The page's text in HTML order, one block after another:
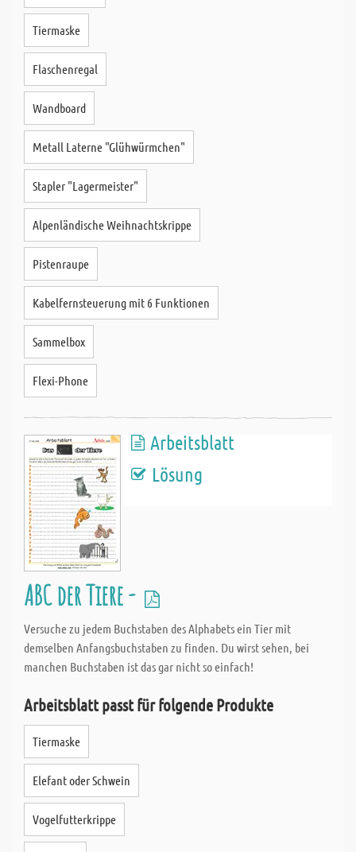
Tiermaske
Flaschenregal
Wandboard
Metall Laterne "Glühwürmchen"
Stapler "Lagermeister"
Alpenländische Weihnachtskrippe
Pistenraupe
Kabelfernsteuerung mit 6 Funktionen
Sammelbox
Flexi-Phone
Arbeitsblatt
Lösung
ABC der Tiere -
Versuche zu jedem Buchstaben des Alphabets ein Tier mit
demselben Anfangsbuchstaben zu finden. Du wirst sehen, bei
manchen Buchstaben ist das gar nicht so einfach!
Arbeitsblatt passt für folgende Produkte
Tiermaske
Elefant oder Schwein
Vogelfutterkrippe